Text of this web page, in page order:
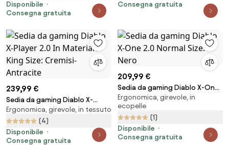
Disponibile
Consegna gratuita
Consegna gratuita
239,99 €
Sedia da gaming Diablo X-
Player 2.0 In Materiale King Size:
Cremisi-Antracite
Ergonomica, girevole, in tessuto
(4)
Disponibile
Consegna gratuita
209,99 €
Sedia da gaming Diablo X-One
2.0 Normal Size: Nero
Ergonomica, girevole, in
ecopelle
(1)
Disponibile
Consegna gratuita